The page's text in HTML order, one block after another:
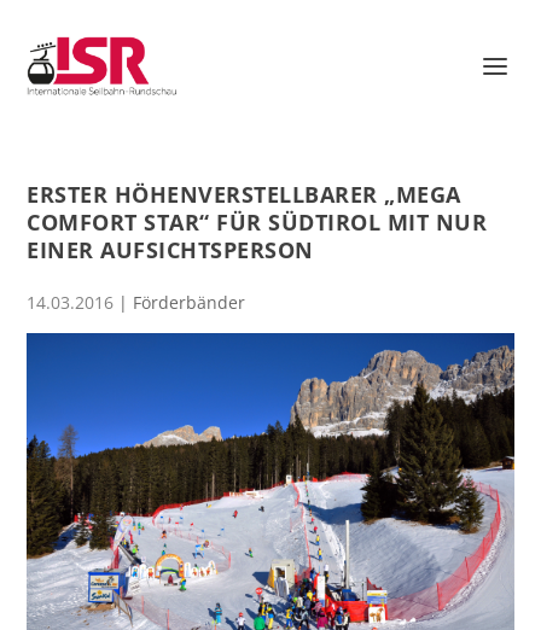
ERSTER HÖHENVERSTELLBARER „MEGA
COMFORT STAR“ FÜR SÜDTIROL MIT NUR
EINER AUFSICHTSPERSON
14.03.2016 | Förderbänder